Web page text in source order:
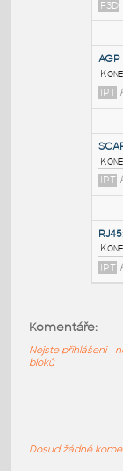
Komentáře:
Nejste přihlášeni -
bloků
Dosud žádné